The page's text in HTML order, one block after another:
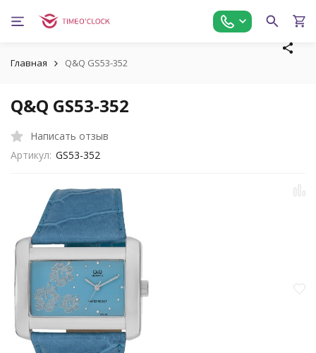
Главная Q&Q GS53-352
Q&Q GS53-352
Написать отзыв
Артикул: GS53-352